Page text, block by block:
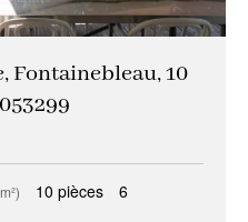
Fontainebleau, 10
10 pièces
6